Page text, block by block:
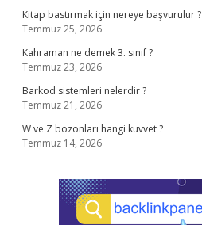
Kitap bastırmak için nereye başvurulur ?
Temmuz 25, 2026
Kahraman ne demek 3. sınıf ?
Temmuz 23, 2026
Barkod sistemleri nelerdir ?
Temmuz 21, 2026
W ve Z bozonları hangi kuvvet ?
Temmuz 14, 2026